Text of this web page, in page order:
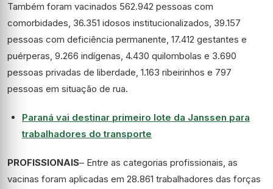
Também foram vacinados 562.942 pessoas com
comorbidades, 36.351 idosos institucionalizados, 39.157
pessoas com deficiência permanente, 17.412 gestantes e
puérperas, 9.266 indígenas, 4.430 quilombolas e 3.690
pessoas privadas de liberdade, 1.163 ribeirinhos e 797
pessoas em situação de rua.
Paraná vai destinar primeiro lote da Janssen para
trabalhadores do transporte
PROFISSIONAIS– Entre as categorias profissionais, as
vacinas foram aplicadas em 28.861 trabalhadores das forças